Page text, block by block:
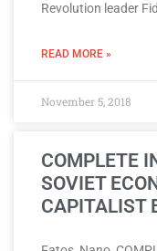
Revolution leader
READ MORE »
November 5, 2018
COMPLETE
SOVIET
CAPITALIST